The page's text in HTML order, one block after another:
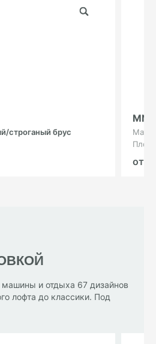
строганый брус
MN2
от
и отдыха 67 дизайнов
лофта до классики. Под